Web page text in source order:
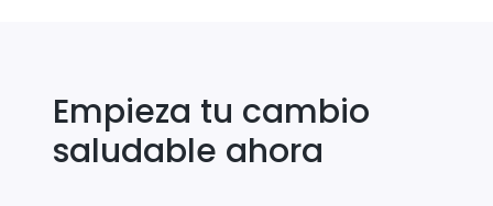
Empieza tu cambio
saludable ahora